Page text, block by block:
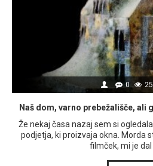
0
Naš dom, varno prebežališče, ali
Že nekaj časa nazaj sem si
podjetja, ki proizvaja okna. Morda
filmček, mi je dal